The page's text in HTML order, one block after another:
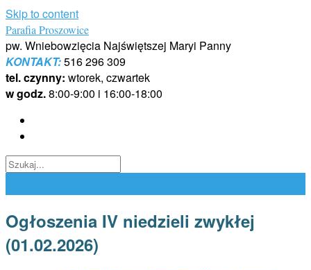
Skip to content
Parafia Proszowice
pw. Wniebowzięcia Najświętszej Maryi Panny
KONTAKT:516 296 309
tel. czynny: wtorek, czwartek
w godz.8:00-9:00 i 16:00-18:00
Ogłoszenia IV niedzieli zwykłej
(01.02.2026)